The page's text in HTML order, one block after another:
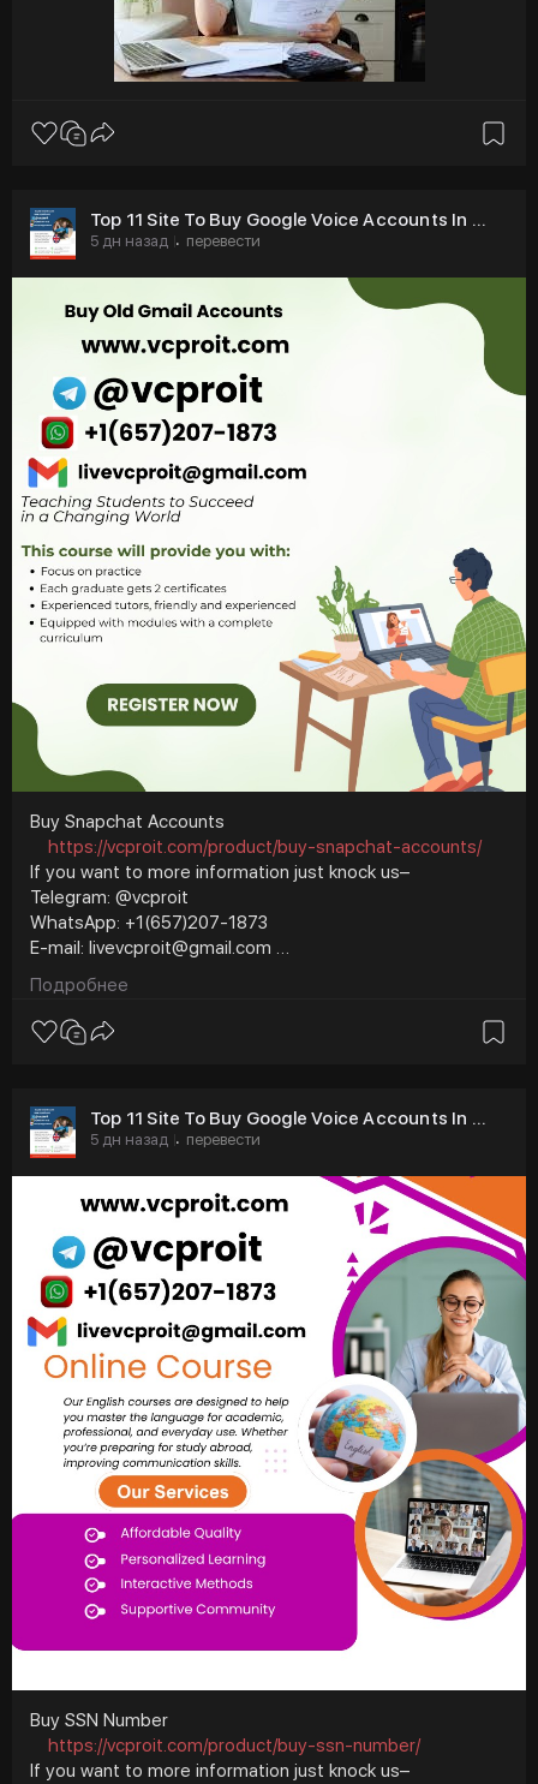
Top 11 Site To Buy Google Voice Accounts In ...
5 дн назад · перевести
Buy Snapchat Accounts
https://vcproit.com/product/buy-snapchat-accounts/
If you want to more information just knock us–
Telegram: @vcproit
WhatsApp: +1(657)207-1873
E-mail: livevcproit@gmail.com
#vcproit
#usaaccounts
#contentwriter
#off_page_seo
Подробнее
Top 11 Site To Buy Google Voice Accounts In ...
5 дн назад · перевести
Buy SSN Number
https://vcproit.com/product/buy-ssn-number/
If you want to more information just knock us–